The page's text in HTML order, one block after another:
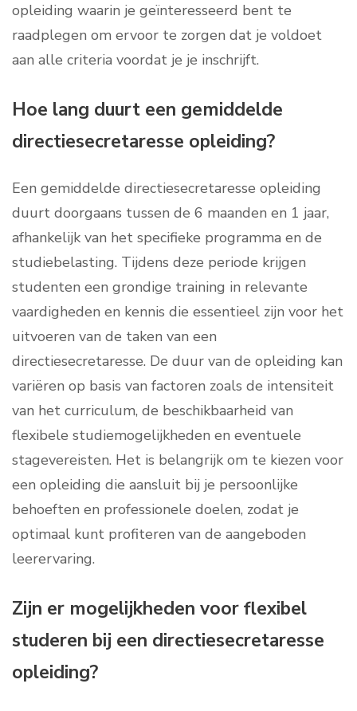
opleiding waarin je geïnteresseerd bent te
raadplegen om ervoor te zorgen dat je voldoet
aan alle criteria voordat je je inschrijft.
Hoe lang duurt een gemiddelde
directiesecretaresse opleiding?
Een gemiddelde directiesecretaresse opleiding
duurt doorgaans tussen de 6 maanden en 1 jaar,
afhankelijk van het specifieke programma en de
studiebelasting. Tijdens deze periode krijgen
studenten een grondige training in relevante
vaardigheden en kennis die essentieel zijn voor het
uitvoeren van de taken van een
directiesecretaresse. De duur van de opleiding kan
variëren op basis van factoren zoals de intensiteit
van het curriculum, de beschikbaarheid van
flexibele studiemogelijkheden en eventuele
stagevereisten. Het is belangrijk om te kiezen voor
een opleiding die aansluit bij je persoonlijke
behoeften en professionele doelen, zodat je
optimaal kunt profiteren van de aangeboden
leerervaring.
Zijn er mogelijkheden voor flexibel
studeren bij een directiesecretaresse
opleiding?